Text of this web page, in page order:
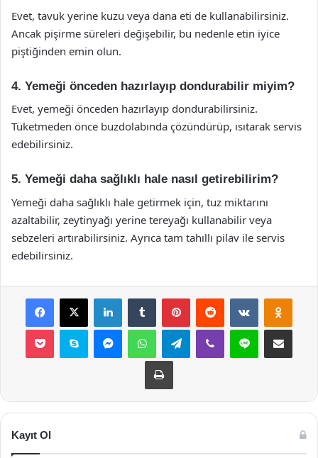
Evet, tavuk yerine kuzu veya dana eti de kullanabilirsiniz.
Ancak pişirme süreleri değişebilir, bu nedenle etin iyice
piştiğinden emin olun.
4. Yemeği önceden hazırlayıp dondurabilir miyim?
Evet, yemeği önceden hazırlayıp dondurabilirsiniz.
Tüketmeden önce buzdolabında çözündürüp, ısıtarak servis
edebilirsiniz.
5. Yemeği daha sağlıklı hale nasıl getirebilirim?
Yemeği daha sağlıklı hale getirmek için, tuz miktarını
azaltabilir, zeytinyağı yerine tereyağı kullanabilir veya
sebzeleri artırabilirsiniz. Ayrıca tam tahıllı pilav ile servis
edebilirsiniz.
Facebook
X LinkedInTumblr PinterestReddit VKontakte
Pocket Skype MessengerWhatsAppTelegramViber Line E-Posta ile
Yazdır
Kayıt Ol